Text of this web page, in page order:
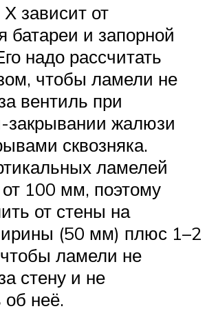
зависит от
батареи и запорной
надо рассчитать
чтобы ламели не
вентиль при
закрывании жалюзи
сквозняка.
ламелей
от 100 мм, поэтому
от стены на
(50 мм) плюс 1–2
ламели не
стену и не
об неё.